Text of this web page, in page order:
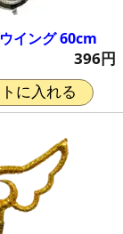
イング 60cm
396円
に入れる